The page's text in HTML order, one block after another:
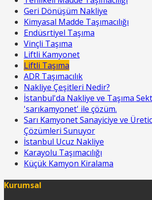
Geri Dönüşüm Nakliye
Kimyasal Madde Taşımacılığı
Endüsrtiyel Taşıma
Vinçli Taşıma
Liftli Kamyonet
Liftli Taşıma
ADR Taşımacılık
Nakliye Çeşitleri Nedir?
İstanbul'da Nakliye ve Taşıma
'sarıkamyonet' ile çözüm.
Sarı Kamyonet Sanayiciye ve
Çözümleri Sunuyor
İstanbul Ucuz Nakliye
Karayolu Taşımacılığı
Küçük Kamyon Kiralama
Kurumsal